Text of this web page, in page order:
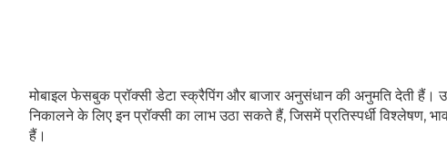
मोबाइल फेसबुक प्रॉक्सी डेटा स्क्रैपिंग और बाजार अनुसंधान की अनुमति देती हैं।
निकालने के लिए इन प्रॉक्सी का लाभ उठा सकते हैं, जिसमें प्रतिस्पर्धी विश्लेषण,
हैं।